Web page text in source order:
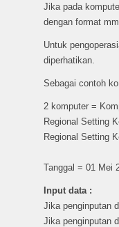
Jika pada
dengan format
Untuk
diperhatikan.
Sebagai contoh
2 komputer =
Regional Setting
Regional Setting
Tanggal = 01 Mei
Input data :
Jika penginputan
Jika penginputan